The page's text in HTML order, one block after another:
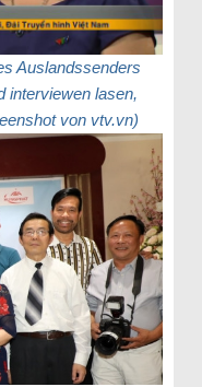
Auslandssenders
interviewen lasen,
von vtv.vn)